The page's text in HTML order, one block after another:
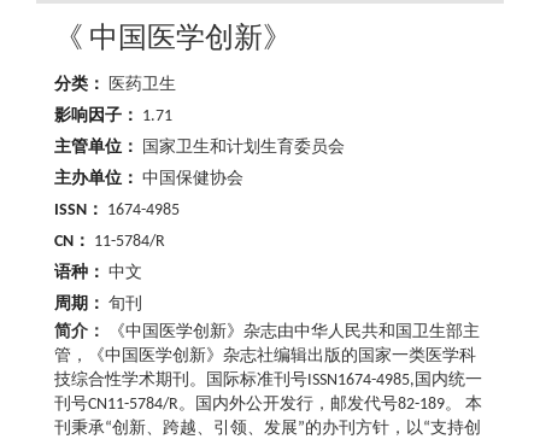
《 中国医学创新》
分类： 医药卫生
影响因子： 1.71
主管单位：
国家卫生和计划生育委员会
主办单位： 中国保健协会
ISSN： 1674-4985
CN： 11-5784/R
语种： 中文
周期： 旬刊
简介：
《中国医学创新》杂志由中华人民共和国卫生部主
管，《中国医学创新》杂志社编辑出版的国家一类医学科
技综合性学术期刊。国际标准刊号ISSN1674-4985,国内统一
刊号CN11-5784/R。国内外公开发行，邮发代号82-189。 本
刊秉承“创新、跨越、引领、发展”的办刊方针，以“支持创